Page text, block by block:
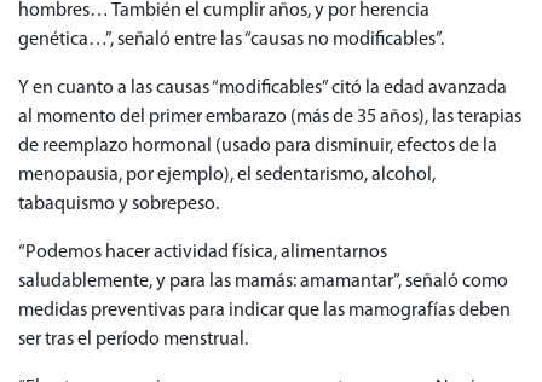
hombres… También el cumplir años, y por herencia
genética…”, señaló entre las “causas no modificables”.
Y en cuanto a las causas “modificables” citó la edad avanzada
al momento del primer embarazo (más de 35 años), las terapias
de reemplazo hormonal (usado para disminuir, efectos de la
menopausia, por ejemplo), el sedentarismo, alcohol,
tabaquismo y sobrepeso.
“Podemos hacer actividad física, alimentarnos
saludablemente, y para las mamás: amamantar”, señaló como
medidas preventivas para indicar que las mamografías deben
ser tras el período menstrual.